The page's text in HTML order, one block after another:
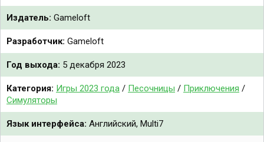
Издатель: Gameloft
Разработчик: Gameloft
Год выхода: 5 декабря 2023
Категория: Игры 2023 года / Песочницы / Приключения /
Симуляторы
Язык интерфейса: Английский, Multi7